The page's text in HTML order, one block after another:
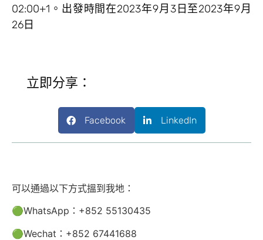
02:00+1。出發時間在2023年9月3日至2023年9月
26日
立即分享：
Facebook LinkedIn
可以通過以下方式搵到我地：
🟢WhatsApp：+852 55130435
🟢Wechat：+852 67441688